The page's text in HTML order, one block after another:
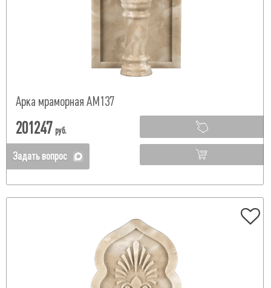
Арка мраморная АМ137
201247 руб.
Задать вопрос